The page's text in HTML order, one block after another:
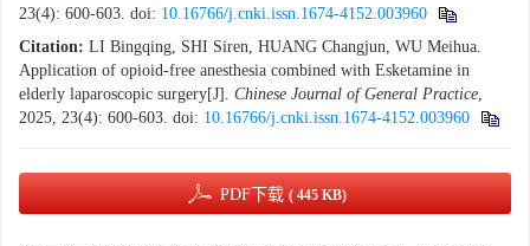
23(4): 600-603. doi: 10.16766/j.cnki.issn.1674-4152.003960
Citation: LI Bingqing, SHI Siren, HUANG Changjun, WU Meihua.
Application of opioid-free anesthesia combined with Esketamine in
elderly laparoscopic surgery[J]. Chinese Journal of General Practice,
2025, 23(4): 600-603. doi: 10.16766/j.cnki.issn.1674-4152.003960
PDF下载 ( 445 KB)